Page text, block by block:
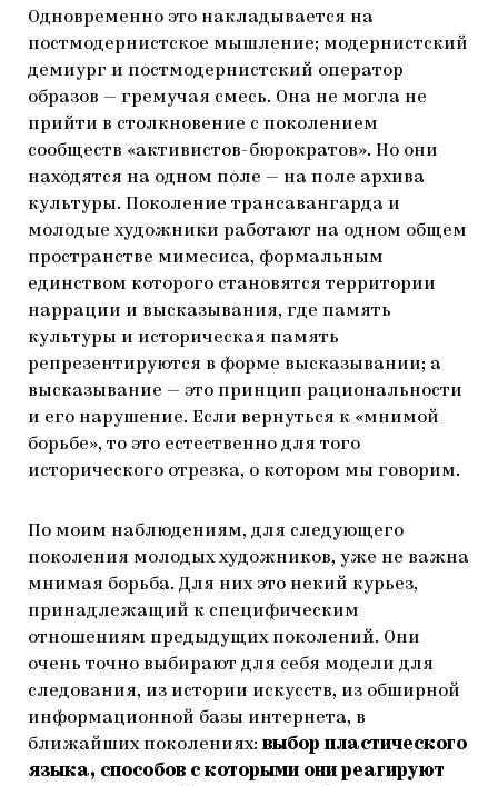
Одновременно это накладывается на
постмодернистское мышление; модернистский
демиург и постмодернистский оператор
образов — гремучая смесь. Она не могла не
прийти в столкновение с поколением
сообществ «активистов-бюрократов». Но они
находятся на одном поле — на поле архива
культуры. Поколение трансавангарда и
молодые художники работают на одном общем
пространстве мимесиса, формальным
единством которого становятся территории
наррации и высказывания, где память
культуры и историческая память
репрезентируются в форме высказывании; а
высказывание — это принцип рациональности
и его нарушение. Если вернуться к «мнимой
борьбе», то это естественно для того
исторического отрезка, о котором мы говорим.
По моим наблюдениям, для следующего
поколения молодых художников, уже не важна
мнимая борьба. Для них это некий курьез,
принадлежащий к специфическим
отношениям предыдущих поколений. Они
очень точно выбирают для себя модели для
следования, из истории искусств, из обширной
информационной базы интернета, в
ближайших поколениях: выбор пластического
языка, способов с которыми они реагируют